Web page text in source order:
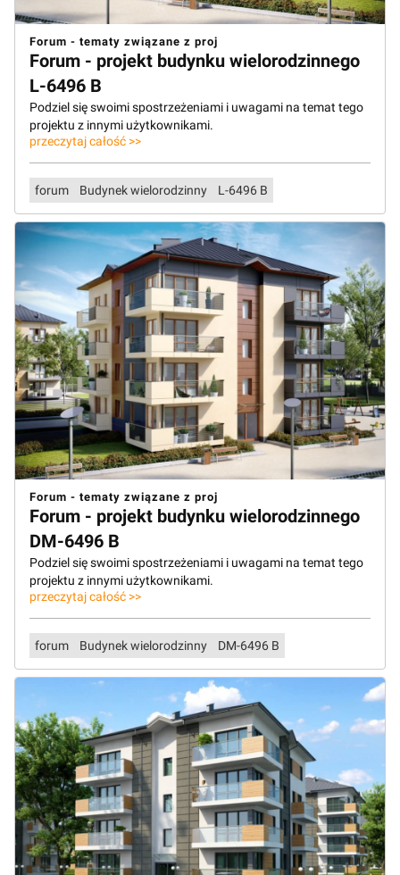
Forum - tematy związane z proj
Forum - projekt budynku wielorodzinnego
L-6496 B
Podziel się swoimi spostrzeżeniami i uwagami na temat tego
projektu z innymi użytkownikami.
przeczytaj całość >>
forum Budynek wielorodzinny L-6496 B
Forum - tematy związane z proj
Forum - projekt budynku wielorodzinnego
DM-6496 B
Podziel się swoimi spostrzeżeniami i uwagami na temat tego
projektu z innymi użytkownikami.
przeczytaj całość >>
forum Budynek wielorodzinny DM-6496 B